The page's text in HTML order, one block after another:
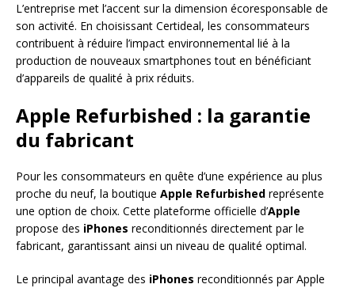
L’entreprise met l’accent sur la dimension écoresponsable de
son activité. En choisissant Certideal, les consommateurs
contribuent à réduire l’impact environnemental lié à la
production de nouveaux smartphones tout en bénéficiant
d’appareils de qualité à prix réduits.
Apple Refurbished : la garantie
du fabricant
Pour les consommateurs en quête d’une expérience au plus
proche du neuf, la boutique Apple Refurbished représente
une option de choix. Cette plateforme officielle d’Apple
propose des iPhones reconditionnés directement par le
fabricant, garantissant ainsi un niveau de qualité optimal.
Le principal avantage des iPhones reconditionnés par Apple